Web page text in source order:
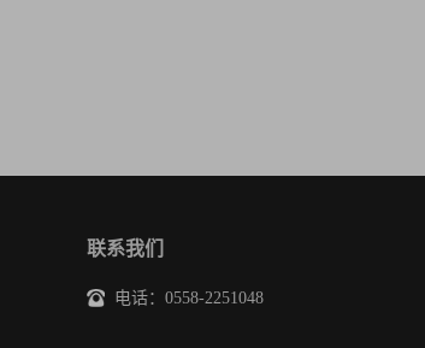
联系我们
电话：0558-2251048